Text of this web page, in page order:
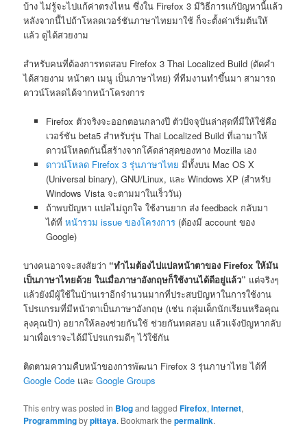
บ้าง ไม่รู้จะไปแก้ค่าตรงไหน ซึ่งใน Firefox 3 มีวิธีการแก้ปัญหานี้แล้ว
หลังจากนี้ไปถ้าโหลดเวอร์ชันภาษาไทยมาใช้ ก็จะตั้งค่าเริ่มต้นให้
แล้ว ดูได้สวยงาม
สำหรับคนที่ต้องการทดสอบ Firefox 3 Thai Localized Build (ตัดคำ
ได้สวยงาม หน้าตา เมนู เป็นภาษาไทย) ที่ทีมงานทำขึ้นมา สามารถ
ดาวน์โหลดได้จากหน้าโครงการ
Firefox ตัวจริงจะออกตอนกลางปี ตัวปัจจุบันล่าสุดที่มีให้ใช้คือ
เวอร์ชัน beta5 สำหรับรุ่น Thai Localized Build ที่เอามาให้
ดาวน์โหลดกันนี้สร้างจากโค้ดล่าสุดของทาง Mozilla เอง
ดาวน์โหลด Firefox 3 รุ่นภาษาไทย มีทั้งบน Mac OS X
(Universal binary), GNU/Linux, และ Windows XP (สำหรับ
Windows Vista จะตามมาในเร็ววัน)
ถ้าพบปัญหา แปลไม่ถูกใจ ใช้งานยาก ส่ง feedback กลับมา
ได้ที่ หน้ารวม issue ของโครงการ(ต้องมี account ของ
Google)
บางคนอาจจะสงสัยว่า “ทำไมต้องไปแปลหน้าตาของ Firefox ให้มัน
เป็นภาษาไทยด้วย ในเมื่อภาษาอังกฤษก็ใช้งานได้ดีอยู่แล้ว” แต่จริงๆ
แล้วยังมีผู้ใช้ในบ้านเราอีกจำนวนมากที่ประสบปัญหาในการใช้งาน
โปรแกรมที่มีหน้าตาเป็นภาษาอังกฤษ (เช่น กลุ่มเด็กนักเรียนหรือคุณ
ลุงคุณป้า) อยากให้ลองช่วยกันใช้ ช่วยกันทดสอบ แล้วแจ้งปัญหากลับ
มาเพื่อเราจะได้มีโปรแกรมดีๆ ไว้ใช้กัน
ติดตามความคืบหน้าของการพัฒนา Firefox 3 รุ่นภาษาไทย ได้ที่
Google Code และGoogle Groups
This entry was posted in Blogand taggedFirefox,Internet,
Programmingbypittaya. Bookmark thepermalink.